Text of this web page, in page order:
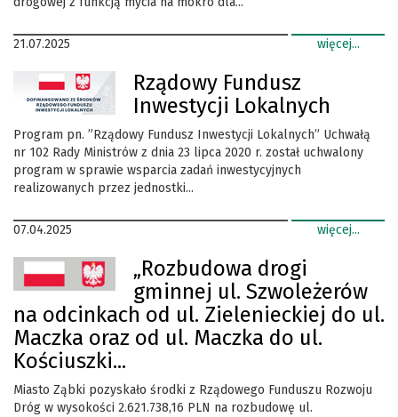
21.07.2025 więcej...
Rządowy Fundusz
Inwestycji Lokalnych
Program pn. ”Rządowy Fundusz Inwestycji Lokalnych” Uchwałą
nr 102 Rady Ministrów z dnia 23 lipca 2020 r. został uchwalony
program w sprawie wsparcia zadań inwestycyjnych
realizowanych przez jednostki...
07.04.2025 więcej...
„Rozbudowa drogi
gminnej ul. Szwoleżerów
na odcinkach od ul. Zielenieckiej do ul.
Maczka oraz od ul. Maczka do ul.
Kościuszki...
Miasto Ząbki pozyskało środki z Rządowego Funduszu Rozwoju
Dróg w wysokości 2.621.738,16 PLN na rozbudowę ul.